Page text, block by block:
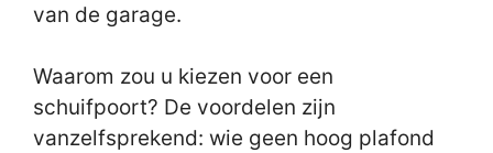
van de garage.
Waarom zou u kiezen voor een
schuifpoort? De voordelen zijn
vanzelfsprekend: wie geen hoog plafond